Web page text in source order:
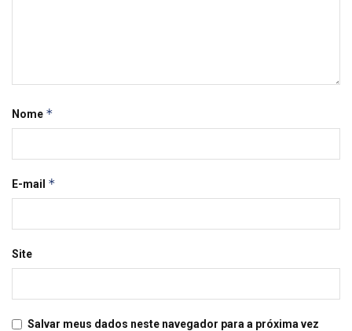
Nome *
E-mail *
Site
Salvar meus dados neste navegador para a próxima vez